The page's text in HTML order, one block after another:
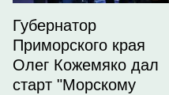
Губернатор
Приморского края
Олег Кожемяко дал
старт "Морскому